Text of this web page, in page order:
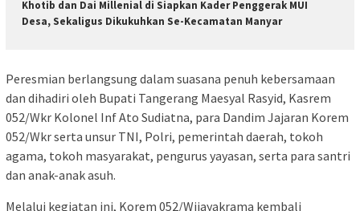
Khotib dan Dai Millenial di Siapkan Kader Penggerak MUI
Desa, Sekaligus Dikukuhkan Se-Kecamatan Manyar
Peresmian berlangsung dalam suasana penuh kebersamaan
dan dihadiri oleh Bupati Tangerang Maesyal Rasyid, Kasrem
052/Wkr Kolonel Inf Ato Sudiatna, para Dandim Jajaran Korem
052/Wkr serta unsur TNI, Polri, pemerintah daerah, tokoh
agama, tokoh masyarakat, pengurus yayasan, serta para santri
dan anak-anak asuh.
Melalui kegiatan ini, Korem 052/Wijayakrama kembali